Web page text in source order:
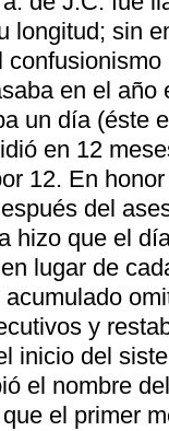
longitud; sin
en el
un día (éste
en 12
12. En
del
hizo que el
lugar de
y
inicio del
el nombre
el primer